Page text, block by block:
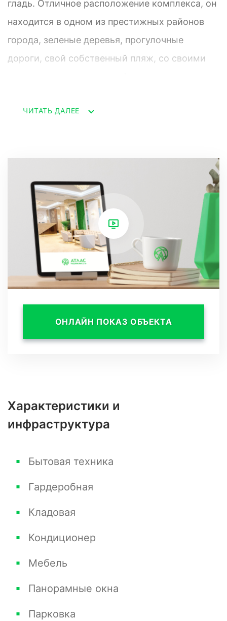
гладь. Отличное расположение комплекса, он
находится в одном из престижных районов
города, зеленые деревья, прогулочные
дороги, свой собственный пляж, со своими
территории дома, располагается, зона отдыха,
ЧИТАТЬ ДАЛЕЕ
ОНЛАЙН ПОКАЗ ОБЪЕКТА
Характеристики и
инфраструктура
Бытовая техника
Гардеробная
Кладовая
Кондиционер
Мебель
Панорамные окна
Парковка